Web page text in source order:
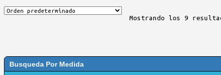
Mostrando los 9
Busqueda Por Medida